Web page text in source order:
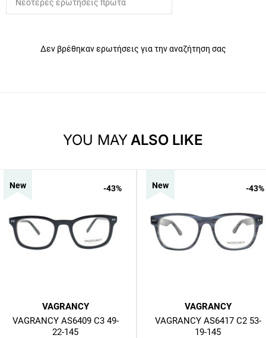
Δεν βρέθηκαν ερωτήσεις για την αναζήτηση σας
YOU MAYALSO LIKE
VAGRANCY
VAGRANCY AS6409 C3 49-
22-145
New -43%
VAGRANCY
VAGRANCY AS6417 C2 53-
19-145
New -43%